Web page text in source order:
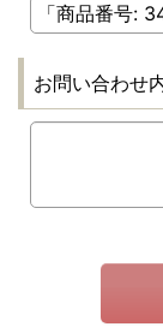
お問い合わせ